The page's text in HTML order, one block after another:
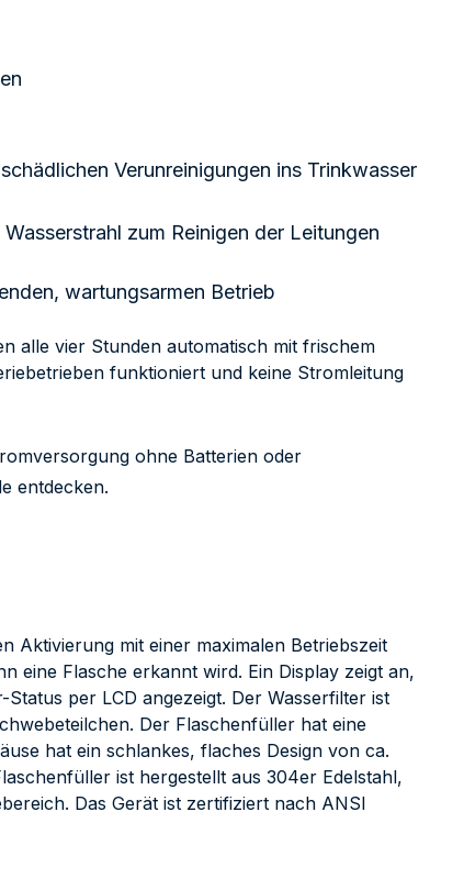
Verunreinigungen ins Trinkwasser
zum Reinigen der Leitungen
wartungsarmen Betrieb
alle vier Stunden automatisch mit frischem
funktioniert und keine Stromleitung
ohne Batterien oder
entdecken.
Aktivierung mit einer maximalen Betriebszeit
eine Flasche erkannt wird. Ein Display zeigt an,
per LCD angezeigt. Der Wasserfilter ist
Der Flaschenfüller hat eine
hat ein schlankes, flaches Design von ca.
ist hergestellt aus 304er Edelstahl,
Das Gerät ist zertifiziert nach ANSI